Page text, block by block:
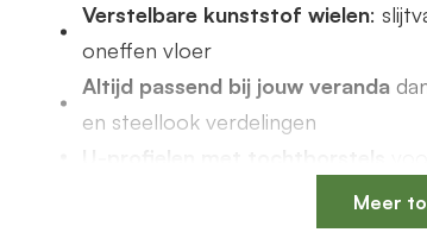
Verstelbare kunststof wielen:
oneffen vloer
Altijd passend bij jouw veranda
en steellook verdelingen
Meer